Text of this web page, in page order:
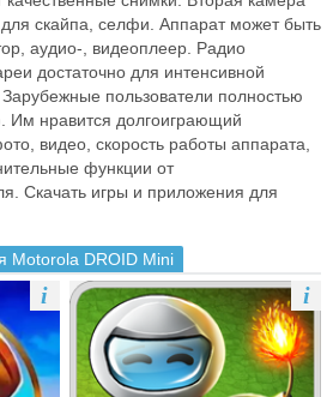
скайпа, селфи. Аппарат можетбыть
аудио-, видеоплеер. Радио
достаточно для интенсивной
Зарубежные пользователи полностью
Им нравится долгоиграющий
видео, скорость работы аппарата,
функции от
Скачать игры и приложения для
Motorola DROID Mini
i i